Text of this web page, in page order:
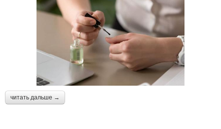
читать дальше →